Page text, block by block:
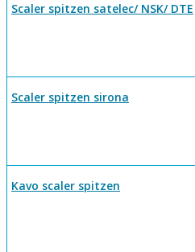
Scaler spitzen satelec/ NSK/ DTE
Scaler spitzen sirona
Kavo scaler spitzen